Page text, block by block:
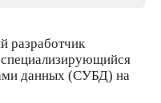
разработчик
данных (СУБД) на